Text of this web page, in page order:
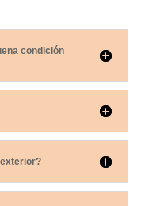
condición